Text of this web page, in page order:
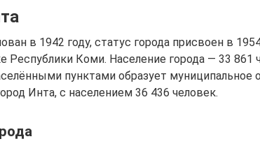
в 1942 году, статус города присвоен в
Республики Коми. Население города — 33 861
пунктами образует муниципальное
Инта, с населением 36 436 человек.